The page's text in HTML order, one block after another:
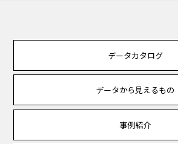
データカタログ
データから見えるもの
事例紹介